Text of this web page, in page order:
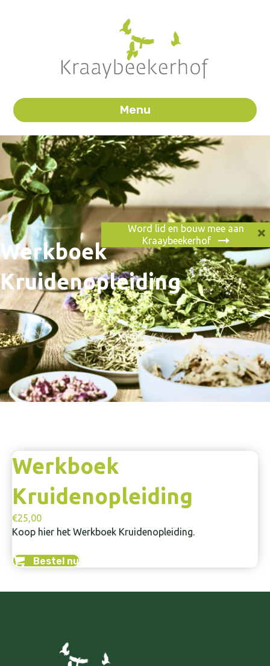
Menu
Werkboek
Kruidenopleiding
Werkboek
Kruidenopleiding
€25,00
Koop hier het Werkboek Kruidenopleiding.
Bestel nu
Word lid en bouw mee aan
Kraaybeekerhof
×